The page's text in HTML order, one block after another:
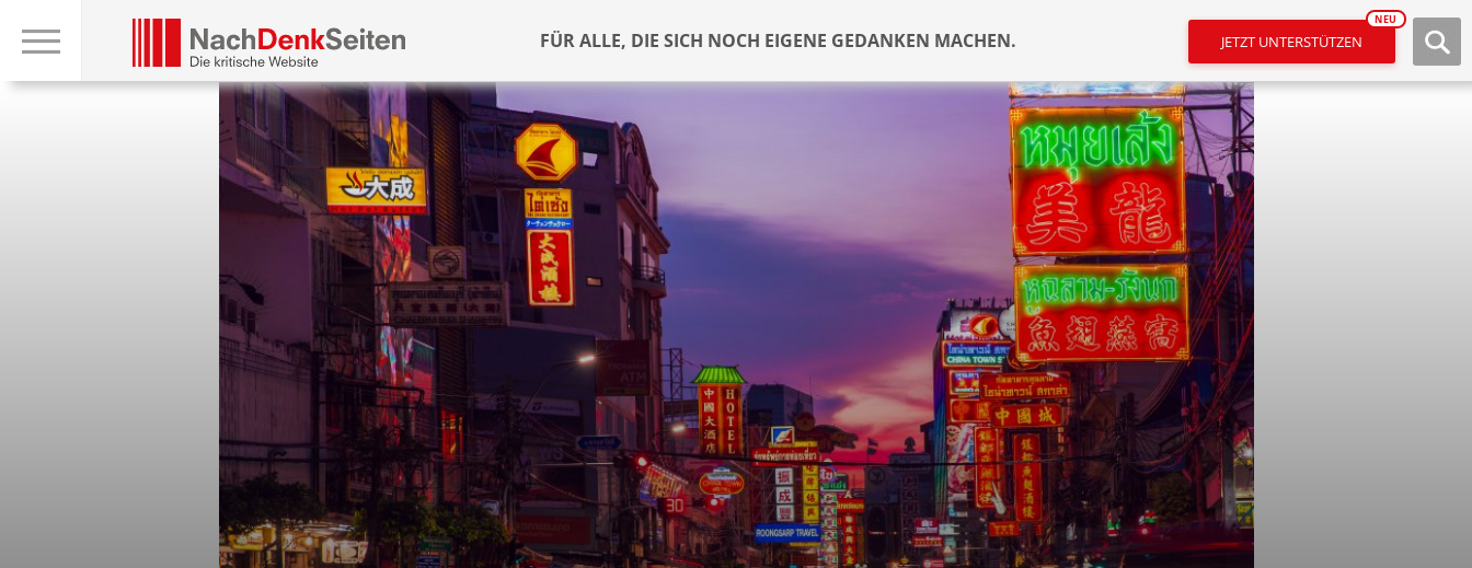
FÜR ALLE, DIE SICH NOCH EIGENE GEDANKEN MACHEN. JETZT UNTERSTÜTZEN
NEU